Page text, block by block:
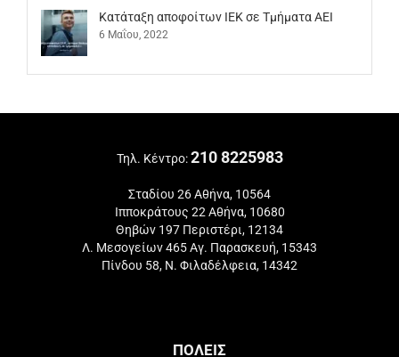
Kατάταξη αποφοίτων ΙΕΚ σε Τμήματα ΑΕΙ
6 Μαΐου, 2022
Τηλ. Κέντρο:210 8225983
Σταδίου 26 Αθήνα, 10564
Ιπποκράτους 22 Αθήνα, 10680
Θηβών 197 Περιστέρι, 12134
Λ. Μεσογείων 465 Αγ. Παρασκευή, 15343
Πίνδου 58, Ν. Φιλαδέλφεια, 14342
ΠΟΛΕΙΣ